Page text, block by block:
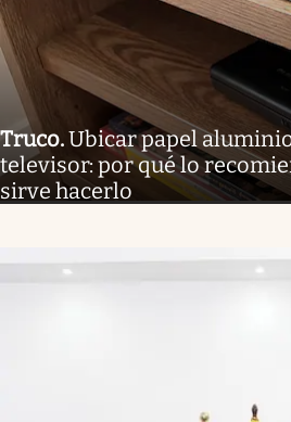
Truco.Ubicar papel
televisor: por qué lo
sirve hacerlo